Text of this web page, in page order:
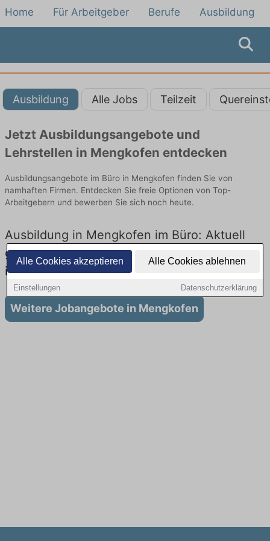
Alle Cookies akzeptieren Alle Cookies ablehnen
Einstellungen Datenschutzerklärung
Home Für Arbeitgeber Berufe Ausbildung
Ausbildung Alle Jobs Teilzeit
Jetzt Ausbildungsangebote und
Lehrstellen in Mengkofen entdecken
Ausbildungsangebote im Büro in Mengkofen finden Sie von
namhaften Firmen. Entdecken Sie freie Optionen von Top-
Arbeitgebern und bewerben Sie sich noch heute.
Ausbildung in Mengkofen im Büro: Aktuell
gibt es keine Stellenangebote für Ausbildung
in Mengkofen
Weitere Jobangebote in Mengkofen